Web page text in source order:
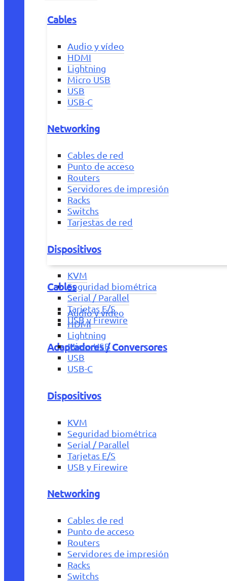
Cables
Audio y vídeo
HDMI
Lightning
Micro USB
USB
USB-C
Networking
Cables de red
Punto de acceso
Routers
Servidores de impresión
Racks
Switchs
Tarjestas de red
Dispositivos
KVM
Seguridad biométrica
Serial / Parallel
Tarjetas E/S
USB y Firewire
Adaptadores / Conversores
Cables
Audio y vídeo
HDMI
Lightning
Micro USB
USB
USB-C
Dispositivos
KVM
Seguridad biométrica
Serial / Parallel
Tarjetas E/S
USB y Firewire
Networking
Cables de red
Punto de acceso
Routers
Servidores de impresión
Racks
Switchs